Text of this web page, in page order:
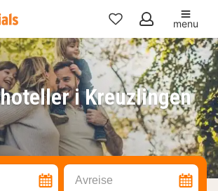
Mine
favoritter
menu
i Kreuzlingen
Avreise